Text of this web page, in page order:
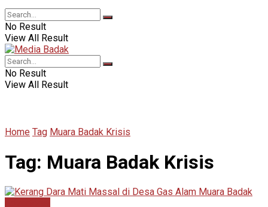
No Result
View All Result
No Result
View All Result
Home Tag Muara Badak Krisis
Tag: Muara Badak Krisis